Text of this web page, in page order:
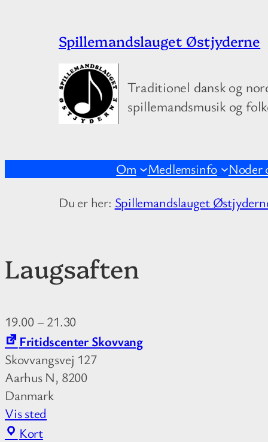
Spillemandslauget Østjyderne
Traditionel dansk og
spillemandsmusik og
Om Medlemsinfo Noder
Du er her: Spillemandslauget
Laugsaften
19.00– 21.30
Fritidscenter Skovvang
Skovvangsvej 127
Aarhus N, 8200
Danmark
Vis sted
KortF